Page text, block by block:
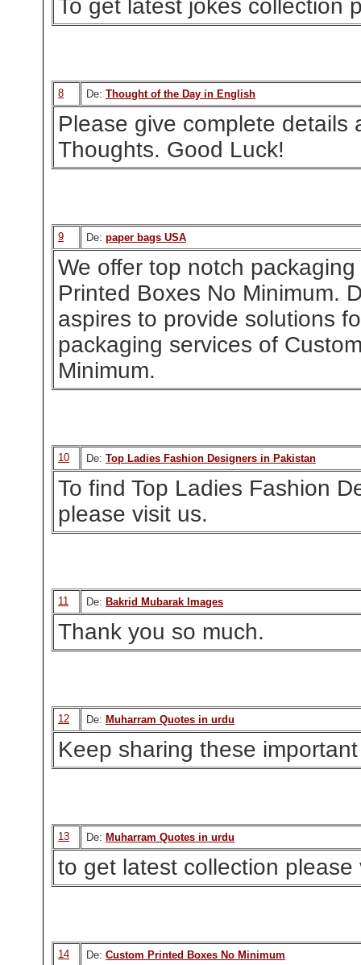
To get latest jokes collection
8 De: Thought of the Day in English
Please give complete details
Thoughts. Good Luck!
9 De: paper bags USA
We offer top notch
Printed Boxes No Minimum.
aspires to provide solutions
packaging services of
Minimum.
10 De: Top Ladies Fashion Designers in Pakistan
To find Top Ladies Fashion
please visit us.
11 De: Bakrid Mubarak Images
Thank you so much.
12 De: Muharram Quotes in urdu
Keep sharing these
13 De: Muharram Quotes in urdu
to get latest collection please
14 De: Custom Printed Boxes No Minimum